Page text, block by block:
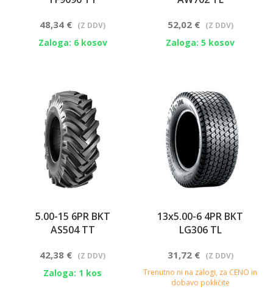
48,34 € (Z DDV)
Zaloga: 6 kosov
52,02 € (Z DDV)
Zaloga: 5 kosov
5.00-15 6PR BKT
AS504 TT
42,38 € (Z DDV)
Zaloga: 1 kos
13x5.00-6 4PR BKT
LG306 TL
31,72 €
(Z DDV)
Trenutno ni na zalogi, za CENO in
dobavo pokličite